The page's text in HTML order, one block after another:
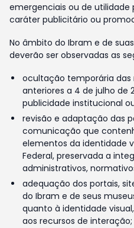
emergenciais ou de
caráter publicitário ou
No âmbito do Ibram e de
deverão ser observadas as
ocultação temporária
anteriores a 4 de julho de
publicidade institucional
revisão e adaptação das
comunicação que
elementos da identidade
Federal, preservada a
administrativos,
adequação dos portais,
do Ibram e de seus
quanto à identidade
aos recursos de interação;